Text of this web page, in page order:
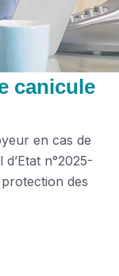
canicule
en cas de
n°2025-
des